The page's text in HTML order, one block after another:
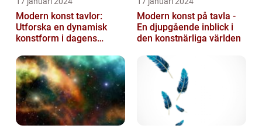
Modern konst tavlor:
Utforska en dynamisk
konstform i dagens
Modern konst på tavla -
En djupgående inblick i
den konstnärliga världen